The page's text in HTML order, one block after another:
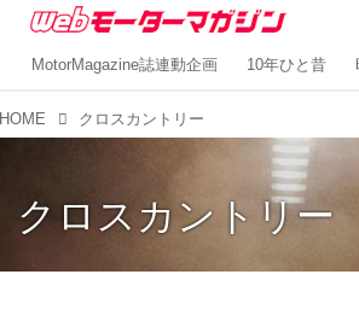
MotorMagazine誌連動企画 10年ひと昔
HOME クロスカントリー
クロスカントリー